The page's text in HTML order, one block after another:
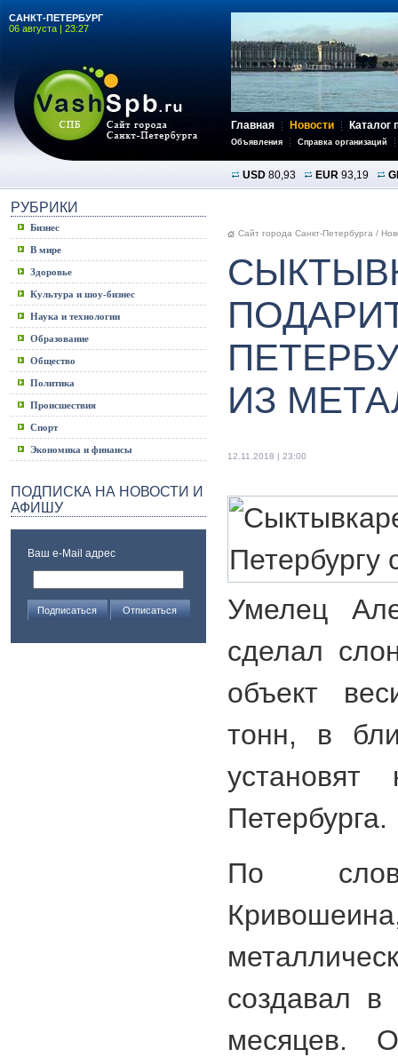
САНКТ-ПЕТЕРБУРГ
06 августа | 23:27
Главная Новости Каталог
Объявления Справка организаций
USD 80,93 EUR 93,19
РУБРИКИ
Бизнес
В мире
Здоровье
Культура и шоу-бизнес
Наука и технологии
Образование
Общество
Политика
Происшествия
Спорт
Экономика и финансы
ПОДПИСКА НА НОВОСТИ И
АФИШУ
Ваш e-Mail адрес
Сайт города Санкт-Петербурга /
ИЗ
12.11.2018 | 23:00
Умелец
сделал
объект
тонн, в
Петербурга.
По
создавал в
месяцев.